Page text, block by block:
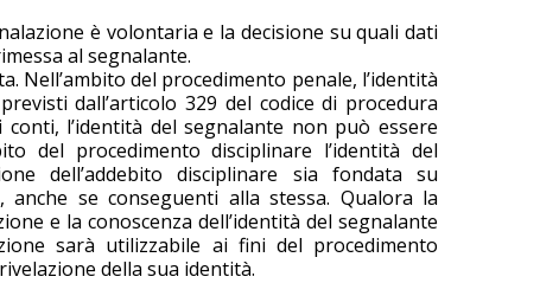
è volontaria e la decisione su quali dati
al segnalante.
Nell’ambito del procedimento penale, l’identità
dall’articolo 329 del codice di procedura
l’identità del segnalante non può essere
del procedimento disciplinare l’identità del
dell’addebito disciplinare sia fondata su
se conseguenti alla stessa. Qualora la
e la conoscenza dell’identità del segnalante
sarà utilizzabile ai fini del procedimento
della sua identità.